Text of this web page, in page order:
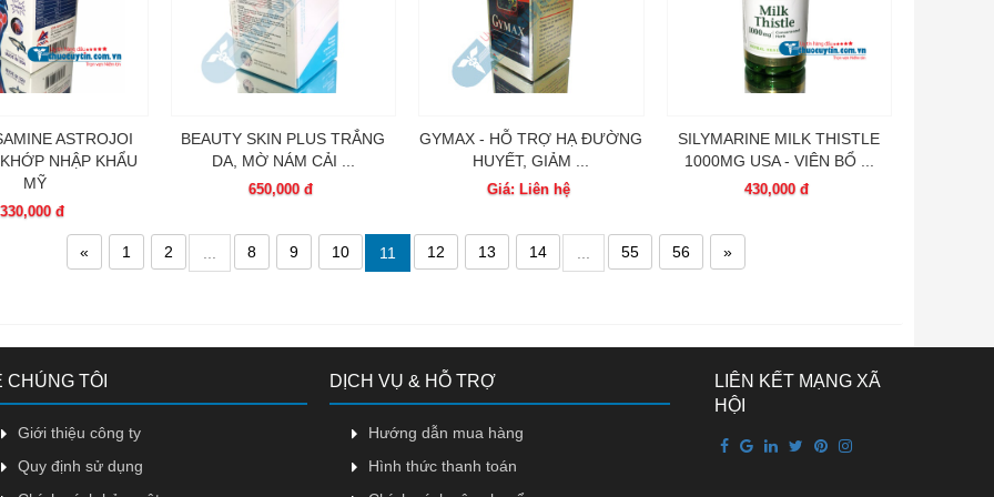
ASTROJOI
NHẬP KHẨU
MỸ
330,000 đ
BEAUTY SKIN PLUS TRẮNG
DA, MỜ NÁM CẢI ...
650,000 đ
GYMAX - HỖ TRỢ HẠ ĐƯỜNG
HUYẾT, GIẢM ...
Giá: Liên hệ
SILYMARINE MILK THISTLE
1000MG USA - VIÊN BỔ ...
430,000 đ
« 1 2 8 9 10 11 12 13 14 55 56 »
CHÚNG TÔI
Giới thiệu công ty
Quy định sử dụng
DỊCH VỤ & HỖ TRỢ
Hướng dẫn mua hàng
Hình thức thanh toán
LIÊN KẾT MẠNG XÃ
HỘI